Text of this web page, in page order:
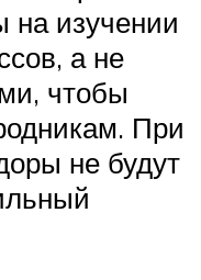
на изучении
а не
чтобы
При
не будут